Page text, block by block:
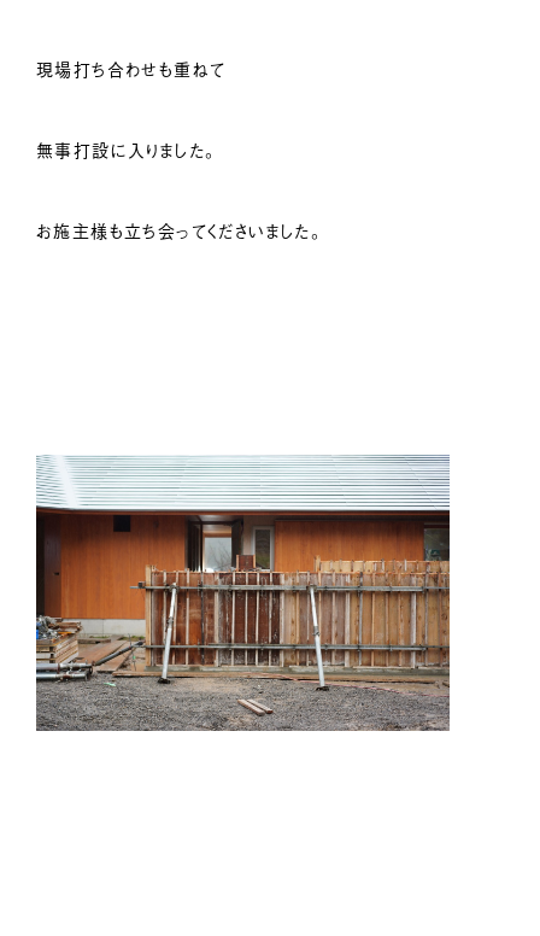
現場打ち合わせも重ねて
無事打設に入りました。
お施主様も立ち会ってくださいました。